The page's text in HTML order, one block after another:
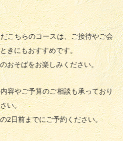
こちらのコースは、ご接待やご会
きにもおすすめです。
おそばをお楽しみください。
容やご予算のご相談も承っており
い。
2日前までにご予約ください。